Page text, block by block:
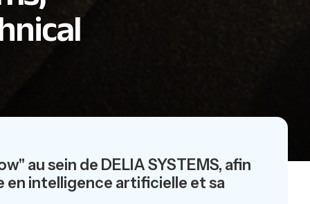
au sein de DELIA SYSTEMS, afin
en intelligence artificielle et sa